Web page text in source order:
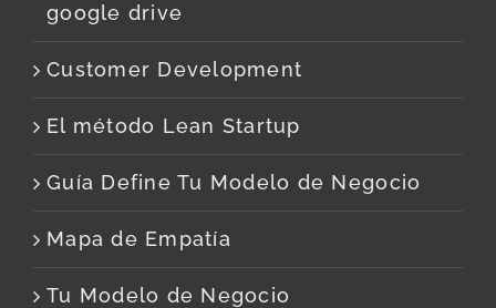
google drive
Customer Development
El método Lean Startup
Guía Define Tu Modelo de Negocio
Mapa de Empatía
Tu Modelo de Negocio